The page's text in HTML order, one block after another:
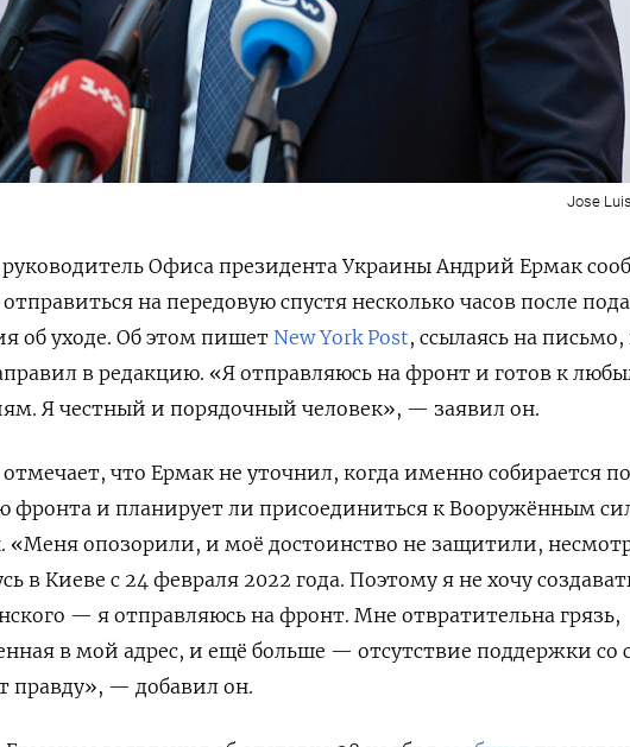
Jose
Офиса президента Украины Андрий Ермак
на передовую спустя несколько часов после
об уходе. Об этом пишет New York Post, ссылаясь на письмо,
в редакцию. «Я отправляюсь на фронт и готов к
Я честный и порядочный человек», — заявил он.
что Ермак не уточнил, когда именно собирается
фронта и планирует ли присоединиться к Вооружённым
«Меня опозорили, и моё достоинство не защитили,
в Киеве с 24 февраля 2022 года. Поэтому я не хочу
— я отправляюсь на фронт. Мне отвратительна грязь,
в мой адрес, и ещё больше — отсутствие поддержки со
правду», — добавил он.